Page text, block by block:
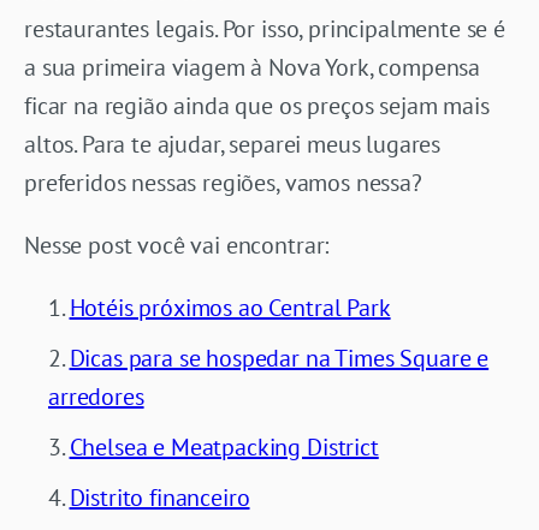
restaurantes legais. Por isso, principalmente se é
a sua primeira viagem à Nova York, compensa
ficar na região ainda que os preços sejam mais
altos. Para te ajudar, separei meus lugares
preferidos nessas regiões, vamos nessa?
Nesse post você vai encontrar:
Hotéis próximos ao Central Park
Dicas para se hospedar na Times Square e
arredores
Chelsea e Meatpacking District
Distrito financeiro